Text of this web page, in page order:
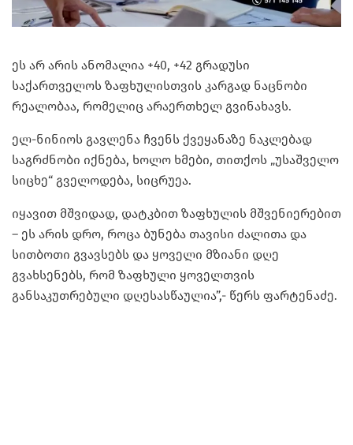
ეს არ არის ანომალია +40, +42 გრადუსი
საქართველოს ზაფხულისთვის კარგად ნაცნობი
რეალობაა, რომელიც არაერთხელ გვინახავს.
ელ-ნინიოს გავლენა ჩვენს ქვეყანაზე ნაკლებად
საგრძნობი იქნება, ხოლო ხმები, თითქოს „უსაშველო
სიცხე“ გველოდება, სიცრუეა.
იყავით მშვიდად, დატკბით ზაფხულის მშვენიერებით
– ეს არის დრო, როცა ბუნება თავისი ძალითა და
სითბოთი გვავსებს და ყოველი მზიანი დღე
გვახსენებს, რომ ზაფხული ყოველთვის
განსაკუთრებული დღესასწაულია”,- წერს ფარტენაძე.